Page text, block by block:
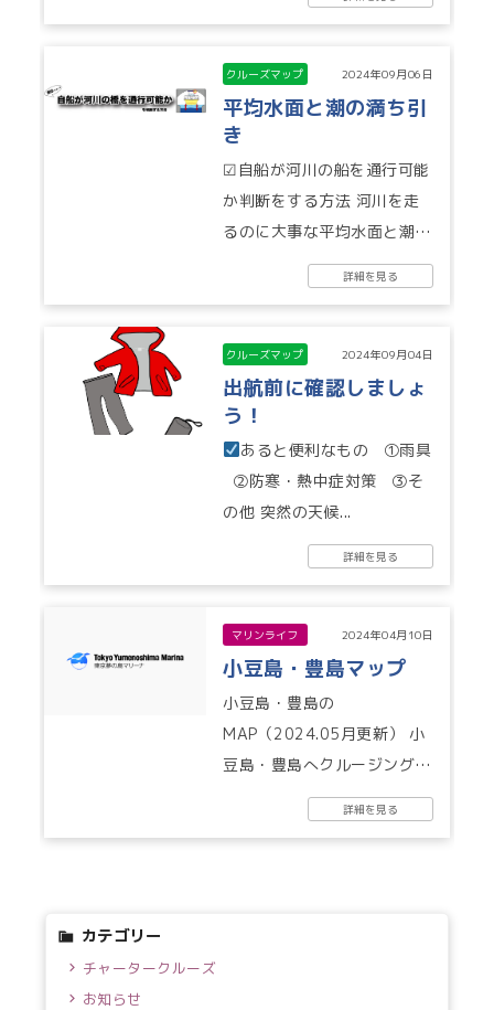
クルーズマップ 2024年09月06日
平均水面と潮の満ち引
き
☑自船が河川の船を通行可能
か判断をする方法 河川を走
るのに大事な平均水面と潮位
の関係、もう一度おさらいし
ておきましょう！ &#...
詳細を見る
クルーズマップ 2024年09月04日
出航前に確認しましょ
う！
あると便利なもの ①雨具
②防寒・熱中症対策 ③そ
の他 突然の天候...
詳細を見る
マリンライフ 2024年04月10日
小豆島・豊島マップ
小豆島・豊島の
MAP（2024.05月更新） 小
豆島・豊島へクルージング予
定のみなさま、ぜひご活用く
ださい。 （小豆島町企画財
詳細を見る
カテゴリー
チャータークルーズ
お知らせ